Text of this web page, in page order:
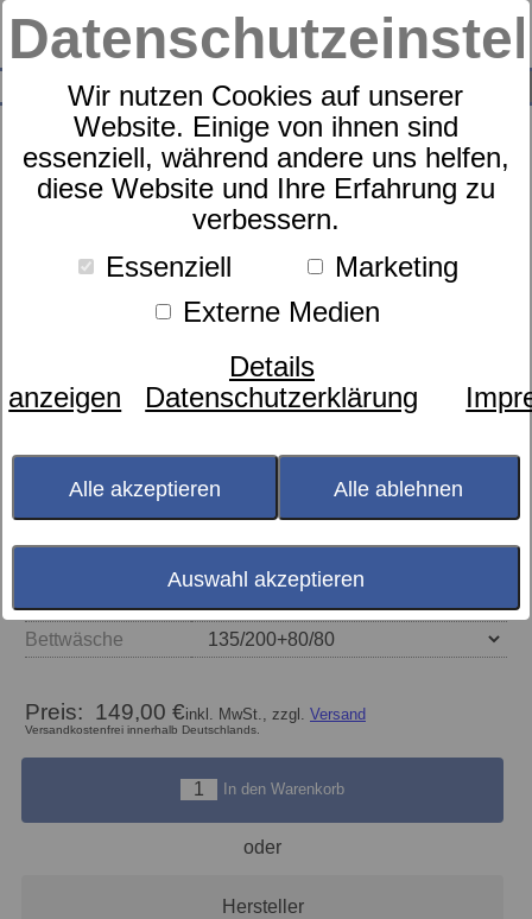
Wir nutzen Cookies auf unserer
Website. Einige von ihnen sind
essenziell, während andere uns helfen,
diese Website und Ihre Erfahrung zu
verbessern.
Essenziell
Marketing
Externe Medien
Details
anzeigen
Datenschutzerklärung
Alle akzeptieren Alle ablehnen
Auswahl akzeptieren
SUCHE
0
Verona Bettwäsche Bassetti
Farbe
Bettwäsche
Preis: 149,00 €inkl. MwSt., zzgl. Versand
Versandkostenfrei innerhalb Deutschlands.
In den Warenkorb
oder
Hersteller